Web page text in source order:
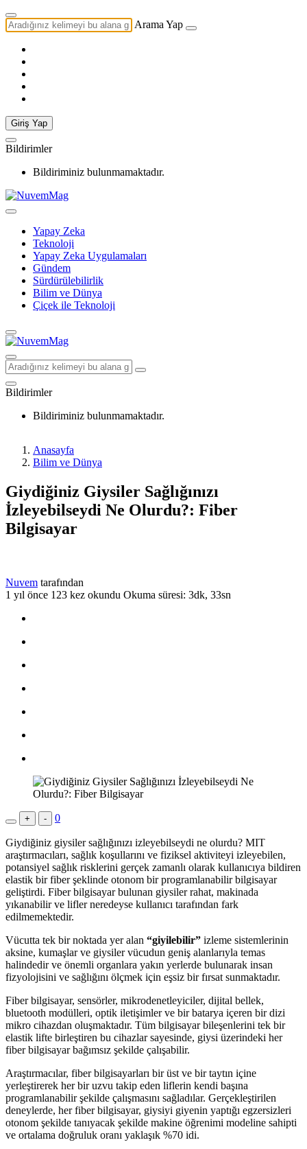
Arama Yap
Giriş Yap
Bildirimler
Bildiriminiz bulunmamaktadır.
Yapay Zeka
Teknoloji
Yapay Zeka Uygulamaları
Gündem
Sürdürülebilirlik
Bilim ve Dünya
Çiçek ile Teknoloji
Bildirimler
Bildiriminiz bulunmamaktadır.
Anasayfa
Bilim ve Dünya
Giydiğiniz Giysiler Sağlığınızı
İzleyebilseydi Ne Olurdu?: Fiber
Bilgisayar
Nuvem tarafından
1 yıl önce 123 kez okundu Okuma süresi: 3dk, 33sn
+ - 0
Giydiğiniz giysiler sağlığınızı izleyebilseydi ne olurdu? MIT
araştırmacıları, sağlık koşullarını ve fiziksel aktiviteyi izleyebilen,
potansiyel sağlık risklerini gerçek zamanlı olarak kullanıcıya bildiren
elastik bir fiber şeklinde otonom bir programlanabilir bilgisayar
geliştirdi. Fiber bilgisayar bulunan giysiler rahat, makinada
yıkanabilir ve lifler neredeyse kullanıcı tarafından fark
edilmemektedir.
Vücutta tek bir noktada yer alan “giyilebilir” izleme sistemlerinin
aksine, kumaşlar ve giysiler vücudun geniş alanlarıyla temas
halindedir ve önemli organlara yakın yerlerde bulunarak insan
fizyolojisini ve sağlığını ölçmek için eşsiz bir fırsat sunmaktadır.
Fiber bilgisayar, sensörler, mikrodenetleyiciler, dijital bellek,
bluetooth modülleri, optik iletişimler ve bir batarya içeren bir dizi
mikro cihazdan oluşmaktadır. Tüm bilgisayar bileşenlerini tek bir
elastik lifte birleştiren bu cihazlar sayesinde, giysi üzerindeki her
fiber bilgisayar bağımsız şekilde çalışabilir.
Araştırmacılar, fiber bilgisayarları bir üst ve bir taytın içine
yerleştirerek her bir uzvu takip eden liflerin kendi başına
programlanabilir şekilde çalışmasını sağladılar. Gerçekleştirilen
deneylerde, her fiber bilgisayar, giysiyi giyenin yaptığı egzersizleri
otonom şekilde tanıyacak şekilde makine öğrenimi modeline sahipti
ve ortalama doğruluk oranı yaklaşık %70 idi.